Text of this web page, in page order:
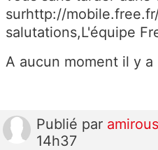
surhttp://
salutations,L'équipe
A aucun moment il y
Publié par
14h37